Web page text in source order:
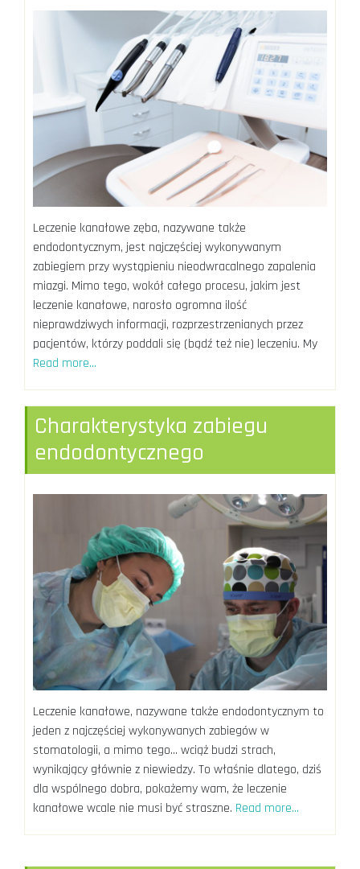
Leczenie kanałowe zęba, nazywane także
endodontycznym, jest najczęściej wykonywanym
zabiegiem przy wystąpieniu nieodwracalnego zapalenia
miazgi. Mimo tego, wokół całego procesu, jakim jest
leczenie kanałowe, narosło ogromna ilość
nieprawdziwych informacji, rozprzestrzenianych przez
pacjentów, którzy poddali się (bądź też nie) leczeniu. My
Read more…
Charakterystyka zabiegu
endodontycznego
Leczenie kanałowe, nazywane także endodontycznym to
jeden z najczęściej wykonywanych zabiegów w
stomatologii, a mimo tego… wciąż budzi strach,
wynikający głównie z niewiedzy. To właśnie dlatego, dziś
dla wspólnego dobra, pokażemy wam, że leczenie
kanałowe wcale nie musi być straszne. Read more…